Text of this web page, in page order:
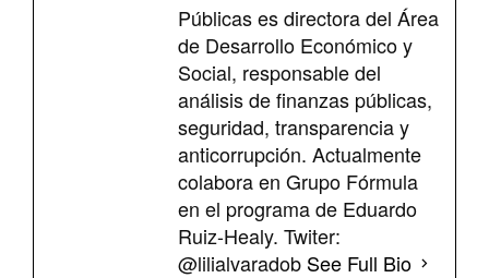
Públicas es directora del Área
de Desarrollo Económico y
Social, responsable del
análisis de finanzas públicas,
seguridad, transparencia y
anticorrupción. Actualmente
colabora en Grupo Fórmula
en el programa de Eduardo
Ruiz-Healy. Twiter:
@lilialvaradob See Full Bio